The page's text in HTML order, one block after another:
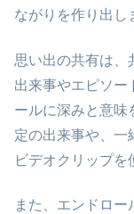
ながりを作り出し
思い出の共有は、
出来事やエピソー
ールに深みと意味
定の出来事や、一
ビデオクリップを
また、エンドロー